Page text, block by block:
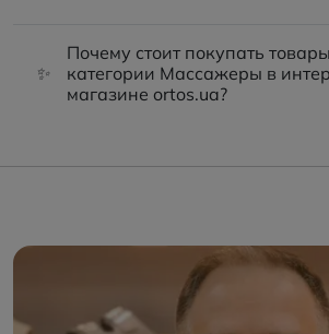
✨
Почему стоит покупать
категории Массажеры в
магазине ortos.ua?